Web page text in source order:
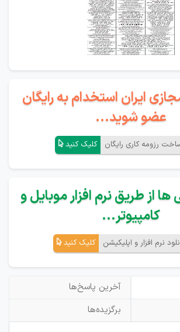
ایران استخدام به رایگان
عضو شوید...
رزومه کاری رایگان کلیک کنید
از طریق نرم افزار موبایل و
کامپیوتر...
نرم افزار و اپلیکیشن کلیک کنید
آخرین پاسخ‌ها
برگزیده‌ها